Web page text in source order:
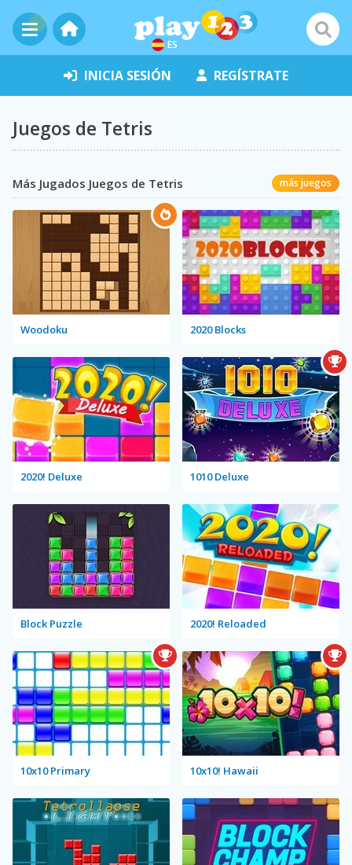
ES
INICIA SESIÓN REGÍSTRATE
Juegos de Tetris
Más Jugados Juegos de Tetris más juegos
Woodoku 2020 Blocks
2020! Deluxe 1010 Deluxe
Block Puzzle 2020! Reloaded
10x10 Primary 10x10! Hawaii